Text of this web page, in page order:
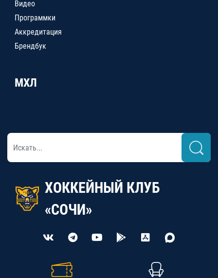
Видео
Программки
Аккредитация
Брендбук
МХЛ
ХОККЕЙНЫЙ КЛУБ
«СОЧИ»